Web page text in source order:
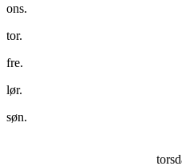
ons.
tor.
fre.
lør.
søn.